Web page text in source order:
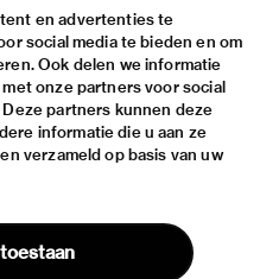
en advertenties te
social media te bieden en om
Ook delen we informatie
onze partners voor social
partners kunnen deze
informatie die u aan ze
verzameld op basis van uw